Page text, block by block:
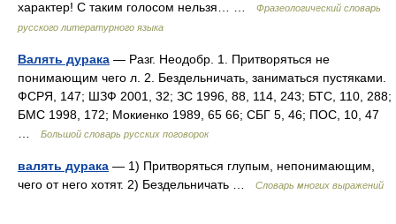
характер! С таким голосом нельзя… …
Фразеологический словарь
русского литературного языка
Валять дурака — Разг. Неодобр. 1. Притворяться не
понимающим чего л. 2. Бездельничать, заниматься пустяками.
ФСРЯ, 147; ШЗФ 2001, 32; ЗС 1996, 88, 114, 243; БТС, 110, 288;
БМС 1998, 172; Мокиенко 1989, 65 66; СБГ 5, 46; ПОС, 10, 47
Большой словарь русских поговорок
валять дурака — 1) Притворяться глупым, непонимающим,
чего от него хотят. 2) Бездельничать …
Словарь многих выражений